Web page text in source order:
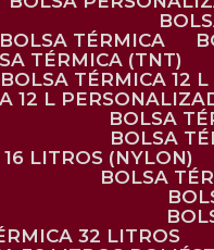
BOLSA TÉRMICA
TÉRMICA (TNT)
BOLSA TÉRMICA 12 L
12 L
BOLSA
BOLSA
16 LITROS (NYLON)
BOLSA
32 LITROS